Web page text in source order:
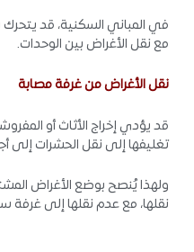
في المباني السكنية، قد يتحرك
مع نقل الأغراض بين الوحدات.
نقل الأغراض من غرفة مصابة
قد يؤدي إخراج الأثاث أو
تغليفها إلى نقل الحشرات إلى
ولهذا يُنصح بوضع الأغراض
نقلها، مع عدم نقلها إلى